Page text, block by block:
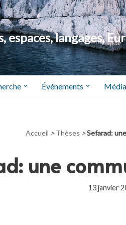
espaces, langages,
Événements
Accueil > Thèses >Sefarad:
une
13 janvier